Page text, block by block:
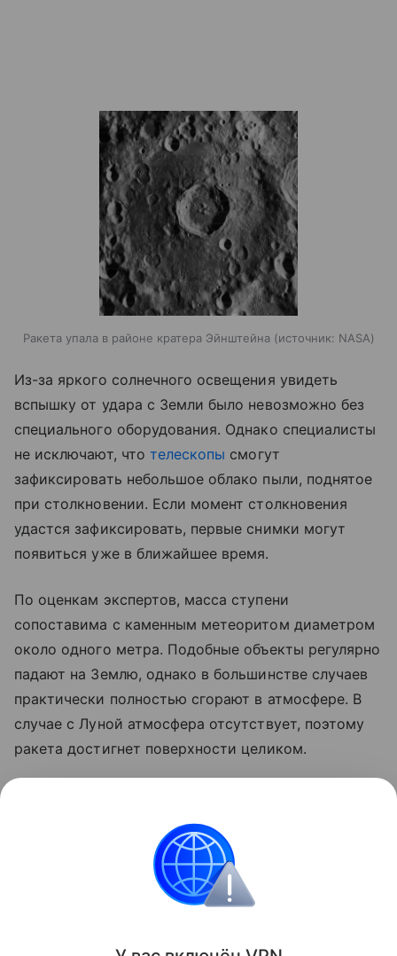
Ракета упала в районе кратера Эйнштейна источник: NASA
Из-за яркого солнечного освещения увидеть
вспышку от удара с Земли было невозможно без
специального оборудования. Однако специалисты
не исключают, что телескопы смогут
зафиксировать небольшое облако пыли, поднятое
при столкновении. Если момент столкновения
удастся зафиксировать, первые снимки могут
появиться уже в ближайшее время.
По оценкам экспертов, масса ступени
сопоставима с каменным метеоритом диаметром
около одного метра. Подобные объекты регулярно
падают на Землю, однако в большинстве случаев
практически полностью сгорают в атмосфере. В
случае с Луной атмосфера отсутствует, поэтому
ракета достигнет поверхности целиком.
об атмосфере древней Земли.
Луна российские ученые
Поделиться